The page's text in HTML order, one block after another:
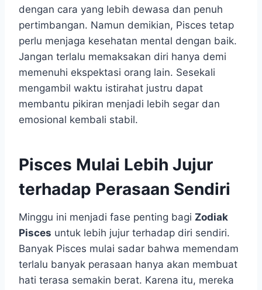
dengan cara yang lebih dewasa dan penuh
pertimbangan. Namun demikian, Pisces tetap
perlu menjaga kesehatan mental dengan baik.
Jangan terlalu memaksakan diri hanya demi
memenuhi ekspektasi orang lain. Sesekali
mengambil waktu istirahat justru dapat
membantu pikiran menjadi lebih segar dan
emosional kembali stabil.
Pisces Mulai Lebih Jujur
terhadap Perasaan Sendiri
Minggu ini menjadi fase penting bagi Zodiak
Pisces untuk lebih jujur terhadap diri sendiri.
Banyak Pisces mulai sadar bahwa memendam
terlalu banyak perasaan hanya akan membuat
hati terasa semakin berat. Karena itu, mereka